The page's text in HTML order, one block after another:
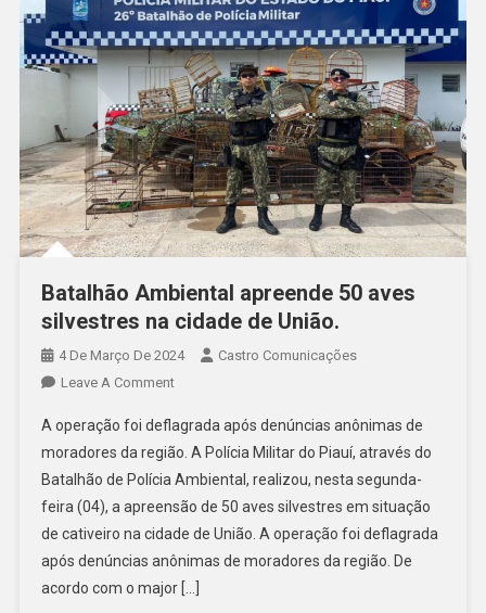
Batalhão Ambiental apreende 50 aves
silvestres na cidade de União.
4 De Março De 2024
Castro Comunicações
Leave A Comment
A operação foi deflagrada após denúncias anônimas de
moradores da região. A Polícia Militar do Piauí, através do
Batalhão de Polícia Ambiental, realizou, nesta segunda-
feira (04), a apreensão de 50 aves silvestres em situação
de cativeiro na cidade de União. A operação foi deflagrada
após denúncias anônimas de moradores da região. De
acordo com o major […]